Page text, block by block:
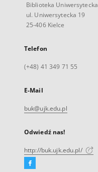
Biblioteka Uniwersytecka
ul. Uniwersytecka 19
25-406 Kielce
Telefon
(+48) 41 349 71 55
E-Mail
buk@ujk.edu.pl
Odwiedź nas!
http://buk.ujk.edu.pl/
Facebook